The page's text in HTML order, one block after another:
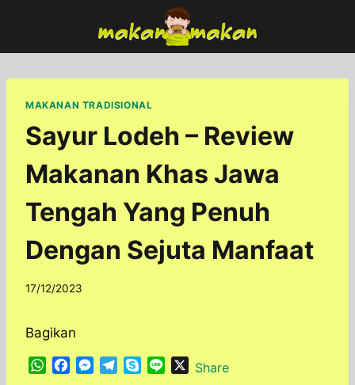
content
MAKANAN TRADISIONAL
Sayur Lodeh – Review
Makanan Khas Jawa
Tengah Yang Penuh
Dengan Sejuta Manfaat
By
17/12/2023
Bagikan
W
M
XShare